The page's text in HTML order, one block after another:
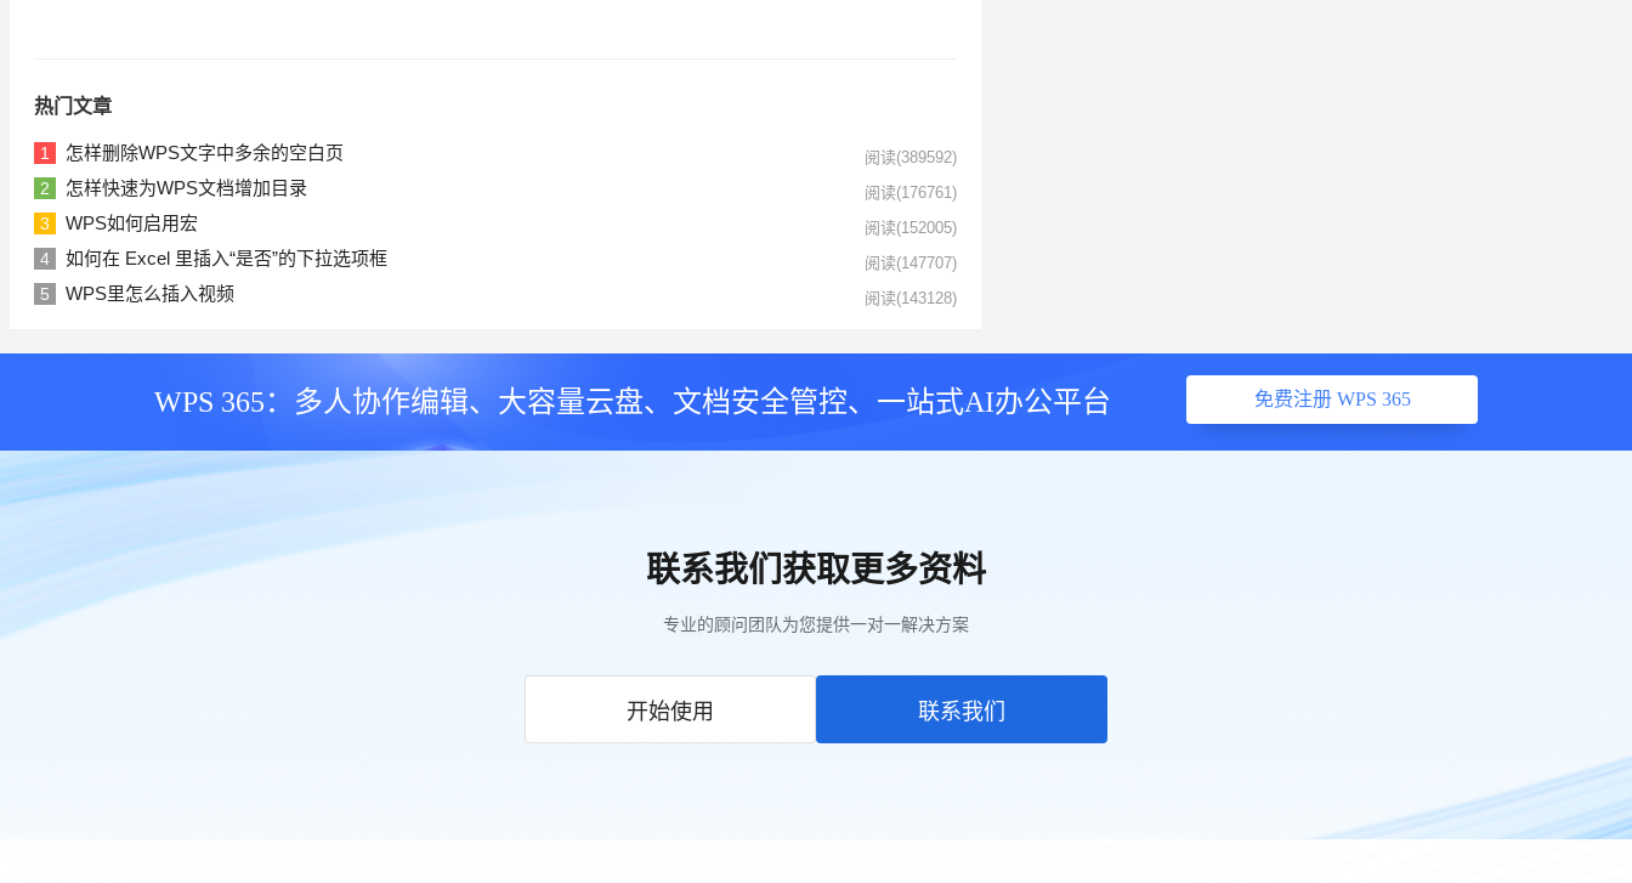
热门文章
1 怎样删除WPS文字中多余的空白页 阅读(389592)
2 怎样快速为WPS文档增加目录 阅读(176761)
3 WPS如何启用宏 阅读(152005)
4 如何在 Excel 里插入“是否”的下拉选项框 阅读(147707)
5 WPS里怎么插入视频 阅读(143128)
WPS 365：多人协作编辑、大容量云盘、文档安全管控、一站式AI办公平台 免费注册 WPS 365
联系我们获取更多资料
专业的顾问团队为您提供一对一解决方案
开始使用 联系我们